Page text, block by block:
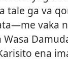
tale ga va
vaka
ena